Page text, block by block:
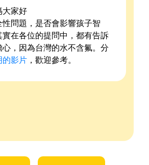
大家好
問題，是否會影響孩子智
在各位的提問中，都有告訴
，因為台灣的水不含氟。分
的影片 ，歡迎參考。